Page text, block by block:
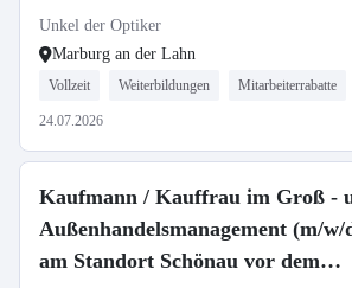
Unkel der Optiker
Marburg an der Lahn
Vollzeit Weiterbildungen Mitarbeiterrabatte
24.07.2026
Kaufmann / Kauffrau im Groß -
Außenhandelsmanagement (m/w/
am Standort Schönau vor dem